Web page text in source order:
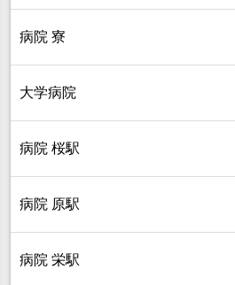
病院 寮
大学病院
病院 桜駅
病院 原駅
病院 栄駅